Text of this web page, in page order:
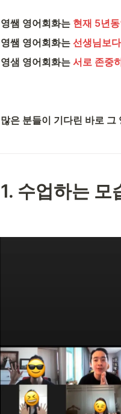
영쌤 영어회화는 현재 5년
영쌤 영어회화는 선생님보
영샘 영어회화는 서로 존중
많은 분들이 기다린 바로
1. 수업하는 모